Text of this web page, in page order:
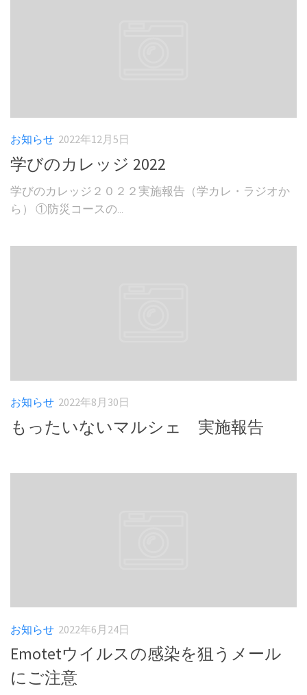
お知らせ 2022年12月5日
学びのカレッジ 2022
学びのカレッジ２０２２実施報告（学カレ・ラジオか
ら） ①防災コースの...
お知らせ 2022年8月30日
もったいないマルシェ 実施報告
お知らせ 2022年6月24日
Emotetウイルスの感染を狙うメール
にご注意